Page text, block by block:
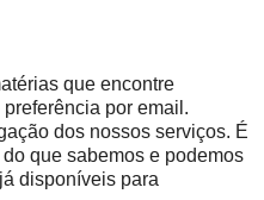
que encontre
preferência por email.
dos nossos serviços. É
que sabemos e podemos
já disponíveis para